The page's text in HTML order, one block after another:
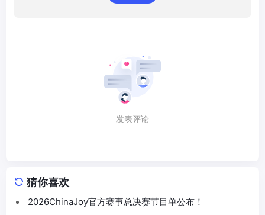
发表评论
猜你喜欢
2026ChinaJoy官方赛事总决赛节目单公布！